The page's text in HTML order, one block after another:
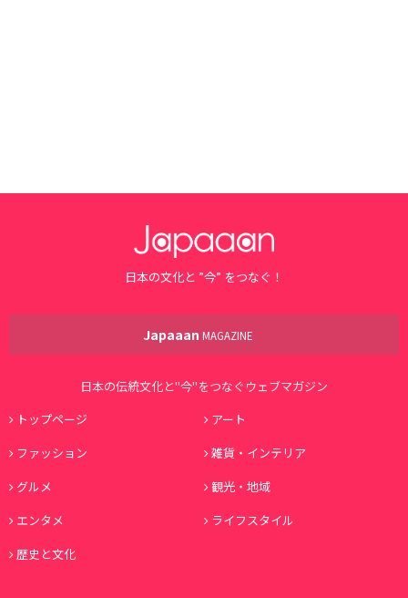
日本の文化と ”今” をつなぐ！
Japaaan MAGAZINE
日本の伝統文化と"今"をつなぐウェブマガジン
トップページ
アート
ファッション
雑貨・インテリア
グルメ
観光・地域
エンタメ
ライフスタイル
歴史と文化